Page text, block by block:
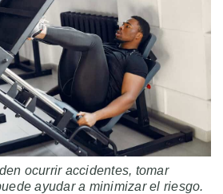
ocurrir accidentes, tomar
ayudar a minimizar el riesgo.